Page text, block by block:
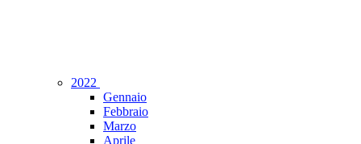
2022
Gennaio
Febbraio
Marzo
Aprile